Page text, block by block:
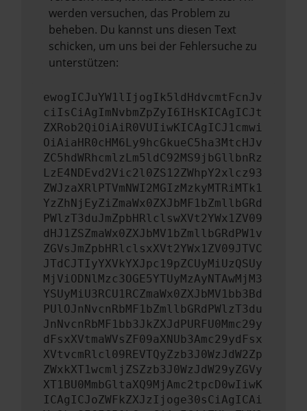
werden versuchen, das Problem zu
beheben. Du kannst uns diesen Text
schicken, um uns bei der Fehlersuche zu
unterstützen:
ewogICJuYW1lIjogIk5ldHdvcmtFcnJv
ciIsCiAgImNvbmZpZyI6IHsKICAgICJt
ZXRob2QiOiAiR0VUIiwKICAgICJ1cmwi
OiAiaHR0cHM6Ly9hcGkueC5ha3MtcHJv
ZC5hdWRhcmlzLm5ldC92MS9jbGllbnRz
LzE4NDEvd2Vic2l0ZS12ZWhpY2xlcz93
ZWJzaXRlPTVmNWI2MGIzMzkyMTRiMTk1
YzZhNjEyZiZmaWx0ZXJbMF1bZmllbGRd
PWlzT3duJmZpbHRlclswXVt2YWx1ZV09
dHJ1ZSZmaWx0ZXJbMV1bZmllbGRdPW1v
ZGVsJmZpbHRlclsxXVt2YWx1ZV09JTVC
JTdCJTIyYXVkYXJpc19pZCUyMiUzQSUy
MjViODNlMzc3OGE5YTUyMzAyNTAwMjM3
YSUyMiU3RCU1RCZmaWx0ZXJbMV1bb3Bd
PUlOJnNvcnRbMF1bZmllbGRdPWlzT3du
JnNvcnRbMF1bb3JkZXJdPURFU0Mmc29y
dFsxXVtmaWVsZF09aXNUb3Amc29ydFsx
XVtvcmRlcl09REVTQyZzb3J0WzJdW2Zp
ZWxkXT1wcmljZSZzb3J0WzJdW29yZGVy
XT1BU0MmbGltaXQ9MjAmc2tpcD0wIiwK
ICAgICJoZWFkZXJzIjoge30sCiAgICAi